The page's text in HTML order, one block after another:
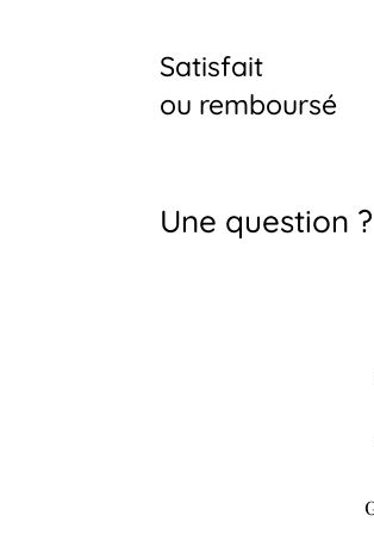
Satisfait
ou remboursé
Une question ?